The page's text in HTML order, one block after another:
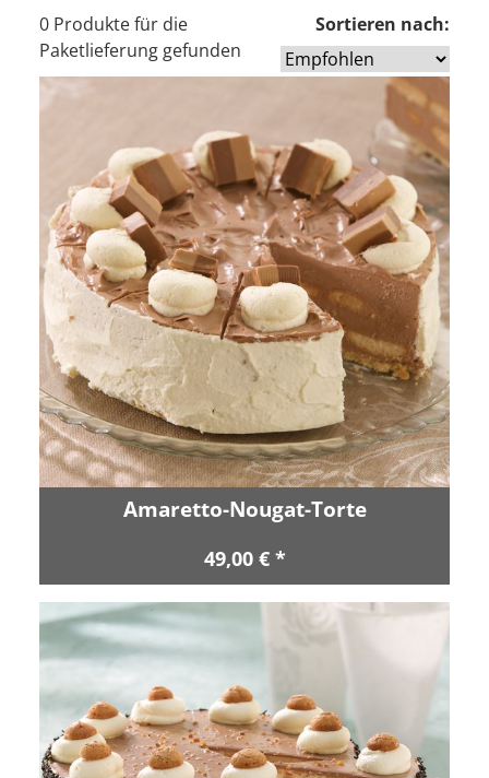
0 Produkte für die
Paketlieferung gefunden
Sortieren nach:
Amaretto-Nougat-Torte
49,00 € *